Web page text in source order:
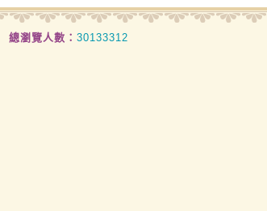
總瀏覽人數： 30133312